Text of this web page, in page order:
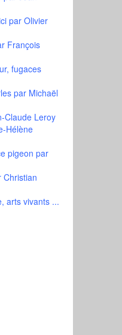
par Olivier
François
fugaces
par Michaël
Claude Leroy
Hélène
pigeon par
arts vivants ...